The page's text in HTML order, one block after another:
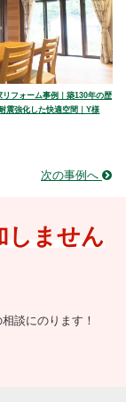
リフォーム事例｜築130年の歴
震強化した快適空間｜Y様
次の事例へ
しません
談にのります！